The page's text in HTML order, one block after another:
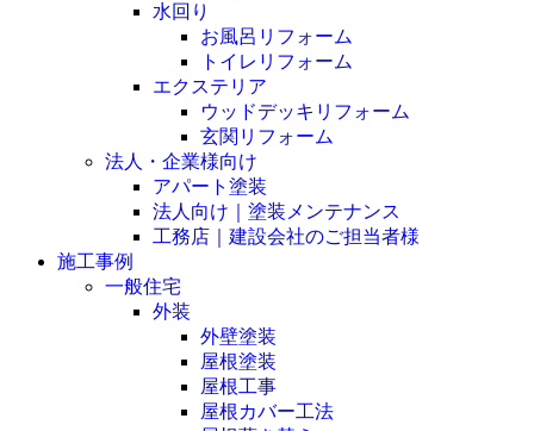
水回り
お風呂リフォーム
トイレリフォーム
エクステリア
ウッドデッキリフォーム
玄関リフォーム
法人・企業様向け
アパート塗装
法人向け｜塗装メンテナンス
工務店｜建設会社のご担当者様
施工事例
一般住宅
外装
外壁塗装
屋根塗装
屋根工事
屋根カバー工法